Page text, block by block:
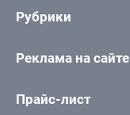
Рубрики
Реклама на сайте
Прайс-лист